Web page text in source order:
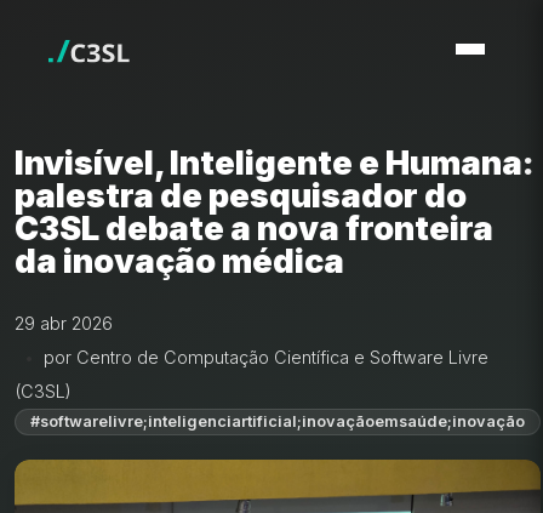
Invisível, Inteligente e Humana:
palestra de pesquisador do
C3SL debate a nova fronteira
da inovação médica
29 abr 2026
por Centro de Computação Científica e Software Livre
(C3SL)
#softwarelivre;inteligenciartificial;inovaçãoemsaúde;inovação